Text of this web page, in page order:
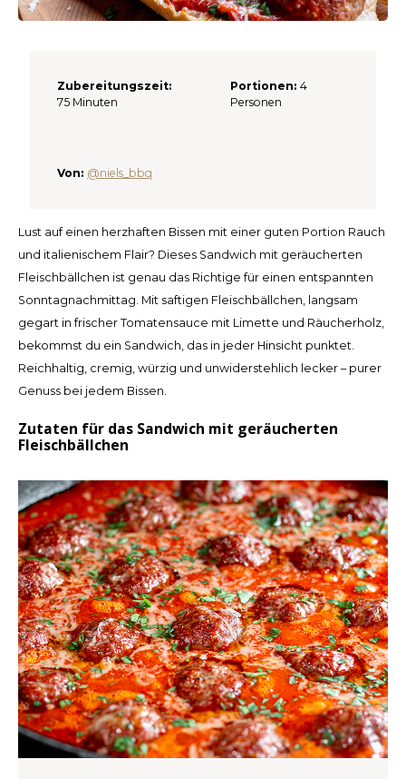
Español
CAD
CZK
DKK
LVL
MYR
MXN
NOK
PHP
PLN
SGD
ZAR
Zubereitungszeit:
75 Minuten
Portionen: 4
Personen
Von: @niels_bbq
Lust auf einen herzhaften Bissen mit einer guten Portion Rauch
und italienischem Flair? Dieses Sandwich mit geräucherten
Fleischbällchen ist genau das Richtige für einen entspannten
Sonntagnachmittag. Mit saftigen Fleischbällchen, langsam
gegart in frischer Tomatensauce mit Limette und Räucherholz,
bekommst du ein Sandwich, das in jeder Hinsicht punktet.
Reichhaltig, cremig, würzig und unwiderstehlich lecker – purer
Genuss bei jedem Bissen.
Zutaten für das Sandwich mit geräucherten
Fleischbällchen